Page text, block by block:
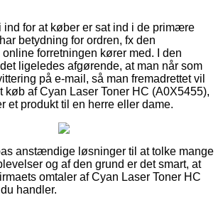
ind for at køber er sat ind i de primære
betydning for ordren, fx den
forretningen kører med. I den
ligeledes afgørende, at man når som
på e-mail, så man fremadrettet vil
køb af Cyan Laser Toner HC (A0X5455),
et produkt til en herre eller dame.
anstændige løsninger til at tolke mange
og af den grund er det smart, at
omtaler af Cyan Laser Toner HC
handler.